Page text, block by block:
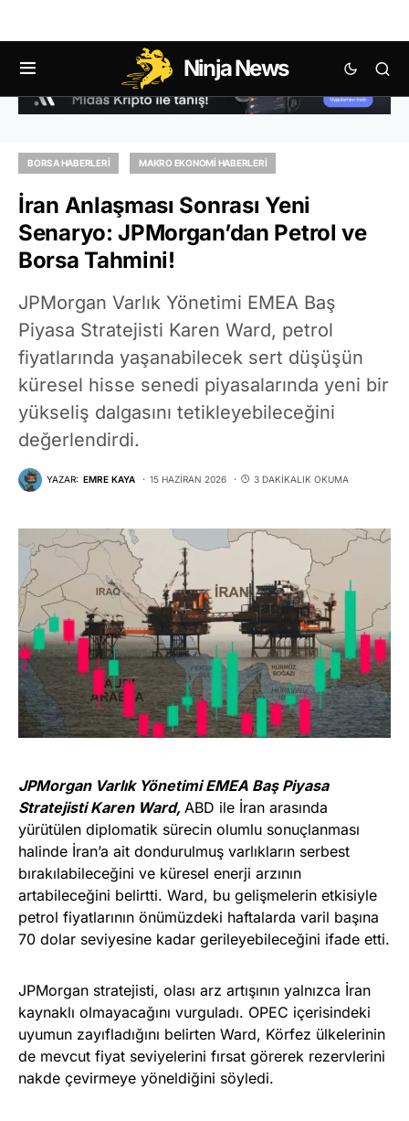
Ninja News
BORSA HABERLERI MAKRO EKONOMI HABERLERI
İran Anlaşması Sonrası Yeni
Senaryo: JPMorgan’dan Petrol ve
Borsa Tahmini!
JPMorgan Varlık Yönetimi EMEA Baş
Piyasa Stratejisti Karen Ward, petrol
fiyatlarında yaşanabilecek sert düşüşün
küresel hisse senedi piyasalarında yeni bir
yükseliş dalgasını tetikleyebileceğini
değerlendirdi.
YAZAR: EMRE KAYA 15 HAZIRAN 2026 3 DAKIKALIK OKUMA
JPMorgan Varlık Yönetimi EMEA Baş Piyasa
Stratejisti Karen Ward, ABD ile İran arasında
yürütülen diplomatik sürecin olumlu sonuçlanması
halinde İran’a ait dondurulmuş varlıkların serbest
bırakılabileceğini ve küresel enerji arzının
artabileceğini belirtti. Ward, bu gelişmelerin etkisiyle
petrol fiyatlarının önümüzdeki haftalarda varil başına
70 dolar seviyesine kadar gerileyebileceğini ifade etti.
JPMorgan stratejisti, olası arz artışının yalnızca İran
kaynaklı olmayacağını vurguladı. OPEC içerisindeki
uyumun zayıfladığını belirten Ward, Körfez ülkelerinin
de mevcut fiyat seviyelerini fırsat görerek rezervlerini
nakde çevirmeye yöneldiğini söyledi.